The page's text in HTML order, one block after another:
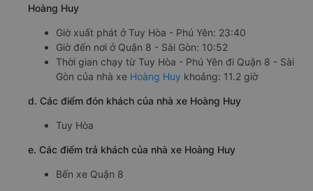
Hoàng Huy
Giờ xuất phát ở Tuy Hòa - Phú Yên: 23:40
Giờ đến nơi ở Quận 8 - Sài Gòn: 10:52
Thời gian chạy từ Tuy Hòa - Phú Yên đi Quận 8 - Sài
Gòn của nhà xe Hoàng Huy khoảng: 11.2 giờ
d. Các điểm đón khách của nhà xe Hoàng Huy
Tuy Hòa
e. Các điểm trả khách của nhà xe Hoàng Huy
Bến xe Quận 8